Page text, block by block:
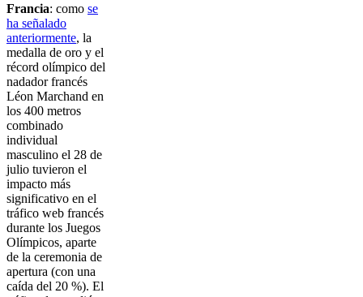
Francia: como se
ha señalado
anteriormente, la
medalla de oro y el
récord olímpico del
nadador francés
Léon Marchand en
los 400 metros
combinado
individual
masculino el 28 de
julio tuvieron el
impacto más
significativo en el
tráfico web francés
durante los Juegos
Olímpicos, aparte
de la ceremonia de
apertura (con una
caída del 20 %). El